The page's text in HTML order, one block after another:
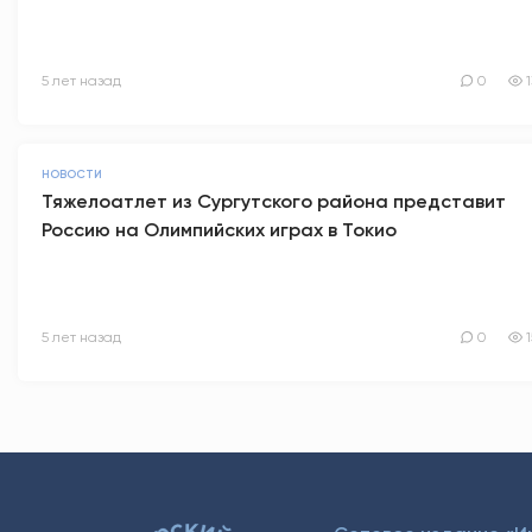
5 лет назад 0
НОВОСТИ
Тяжелоатлет из Сургутского района представит
Россию на Олимпийских играх в Токио
5 лет назад 0